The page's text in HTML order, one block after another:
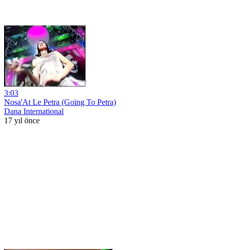
3:03
Nosa'At Le Petra (Going To Petra)
Dana International
17 yıl önce